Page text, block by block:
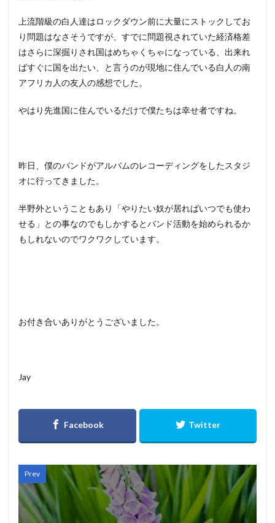
上流階級の白人達はロックダウン前に大量にストックしてお
り問題はなさそうですが、すでに問題視されていた経済格差
はさらに深掘りされ国はめちゃくちゃになっている、出来れ
ばすぐに国を出たい、と言うのが現地に住んでいる白人の南
アフリカ人の友人の感想でした。
やはり先進国に住んでいるだけで僕たちは幸せ者ですね。
昨日、僕のバンドがアルバムのレコーディングをしたスタジ
オに行ってきました。
半野外ということもあり「やりたい奴が居ればいつでも使わ
せる」との事なのでもしかするとバンド活動を始められるか
もしれないのでワクワクしています。
お付き合いありがとうございました。
Jay
Prev